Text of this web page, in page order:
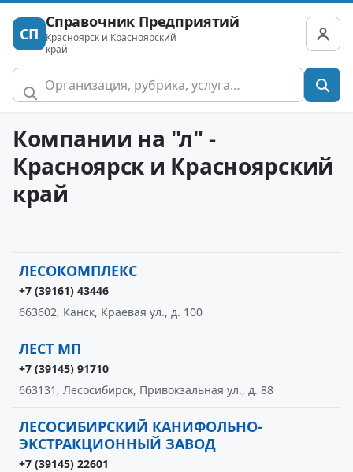
СП
Справочник Предприятий
Красноярск и Красноярский
край
Компании на "л" -
Красноярск и Красноярский
край
ЛЕСОКОМПЛЕКС
+7 (39161) 43446
663602, Канск, Краевая ул., д. 100
ЛЕСТ МП
+7 (39145) 91710
663131, Лесосибирск, Привокзальная ул., д. 88
ЛЕСОСИБИРСКИЙ КАНИФОЛЬНО-
ЭКСТРАКЦИОННЫЙ ЗАВОД
+7 (39145) 22601